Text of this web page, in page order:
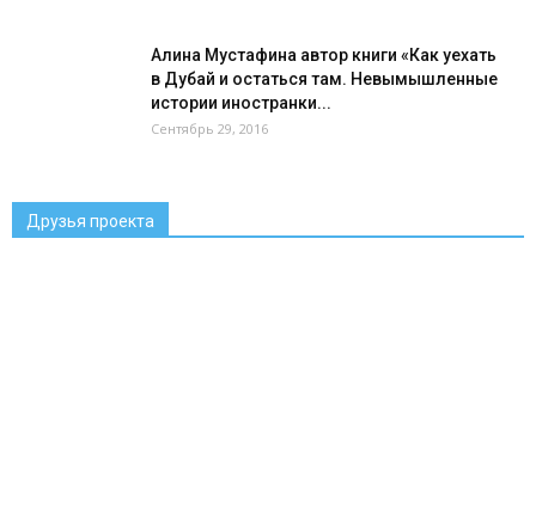
Алина Мустафина автор книги «Как уехать
в Дубай и остаться там. Невымышленные
истории иностранки...
Сентябрь 29, 2016
Друзья проекта